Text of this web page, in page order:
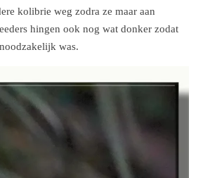
kolibrie weg zodra ze maar aan
hingen ook nog wat donker zodat
was.